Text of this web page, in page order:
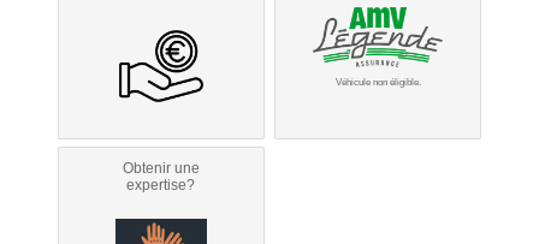
Véhicule non éligible.
Obtenir une
expertise?